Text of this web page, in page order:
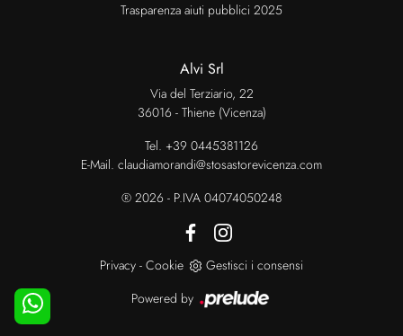
Trasparenza aiuti pubblici 2025
Alvi Srl
Via del Terziario, 22
36016 - Thiene (Vicenza)
Tel. +39 0445381126
E-Mail. claudiamorandi@stosastorevicenza.com
® 2026 - P.IVA 04074050248
Privacy - Cookie
Gestisci i consensi
Powered by